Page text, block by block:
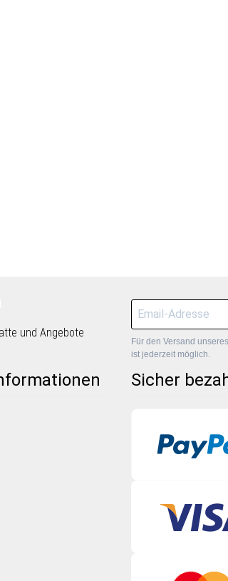
und Angebote
Für den Versand
ist jederzeit möglich.
Sicher